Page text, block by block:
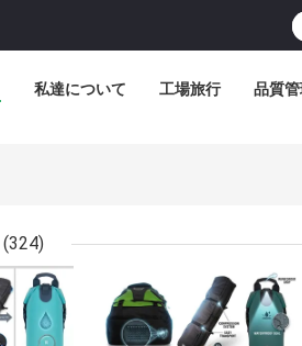
私達について 工場旅行 品質
(324)
ベストプライス